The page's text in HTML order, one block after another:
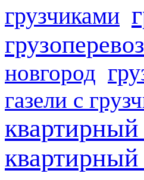
грузчиками
новгород
газели с
квартирный